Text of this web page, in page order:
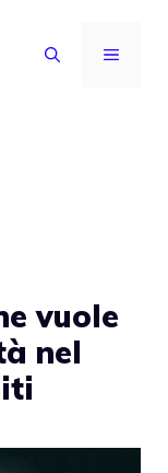
MENU
vuole
nel